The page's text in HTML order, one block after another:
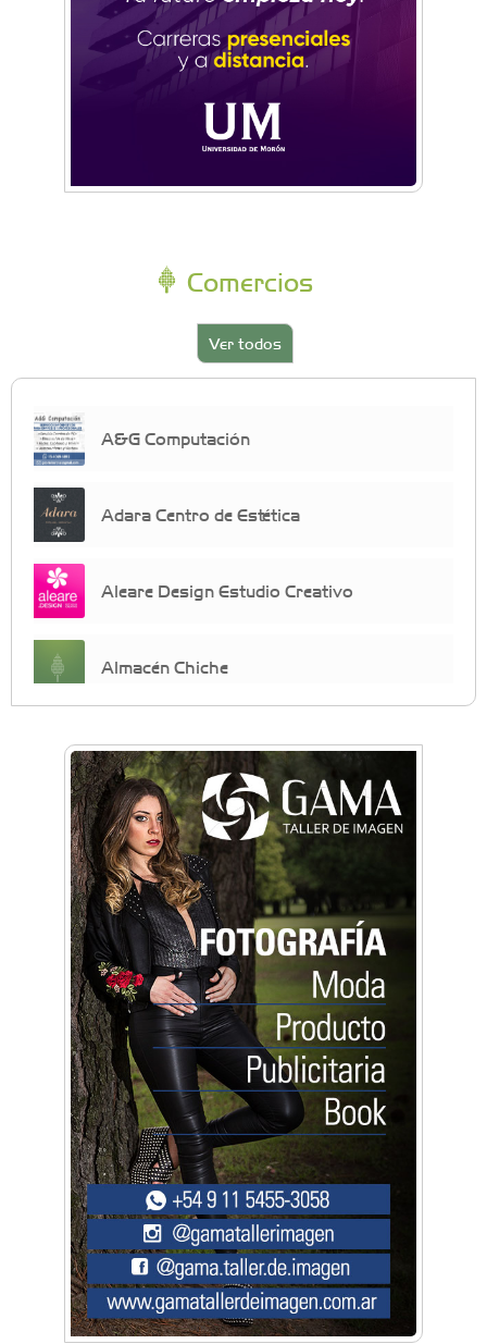
Comercios
Ver todos
A&G Computación
Adara Centro de Estética
Aleare Design Estudio Creativo
Almacén Chiche
crecimiento personal
Arq. Horacio Alejandro Sánchez
Artística ApasionArte
Artística Catalina
Artística Veral
BAIC Ramos Mejía
Brisé Estudio de Danzas
Buenos Aires Equipar